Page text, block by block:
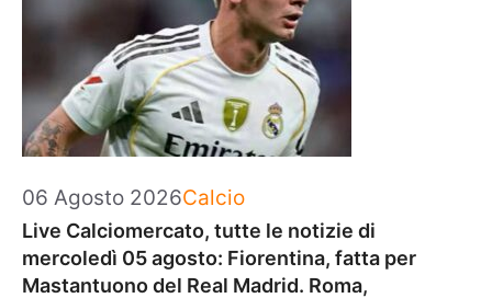
06 Agosto 2026Categorie
Calcio
Live Calciomercato, tutte le notizie di
mercoledì 05 agosto: Fiorentina, fatta per
Mastantuono del Real Madrid. Roma,